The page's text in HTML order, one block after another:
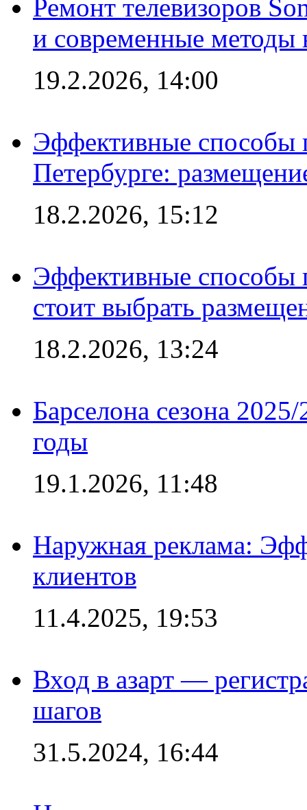
Ремонт телевизоров
и современные методы
19.2.2026, 14:00
Эффективные способы
Петербурге:
18.2.2026, 15:12
Эффективные способы
стоит выбрать
18.2.2026, 13:24
Барселона сезона
годы
19.1.2026, 11:48
Наружная реклама:
клиентов
11.4.2025, 19:53
Вход в азарт —
шагов
31.5.2024, 16:44